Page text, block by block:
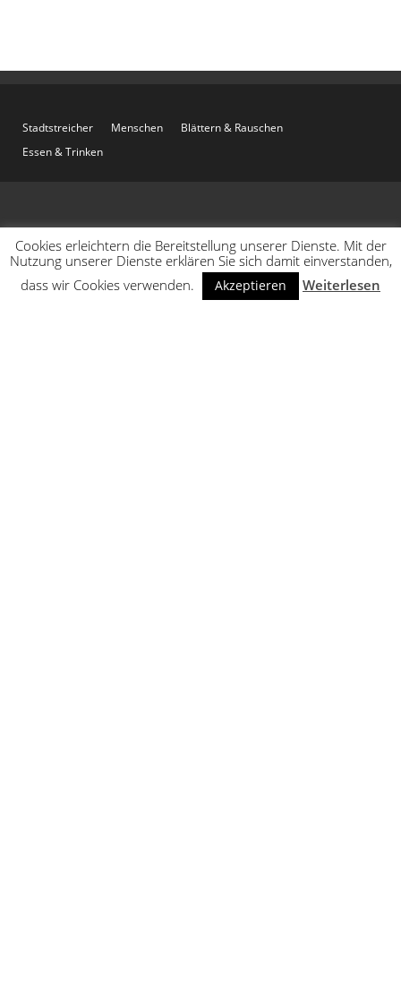
Stadtstreicher Menschen
Blättern & Rauschen
Essen & Trinken
Cookies erleichtern die Bereitstellung unserer Dienste. Mit der
Nutzung unserer Dienste erklären Sie sich damit einverstanden,
dass wir Cookies verwenden.
Akzeptieren Weiterlesen